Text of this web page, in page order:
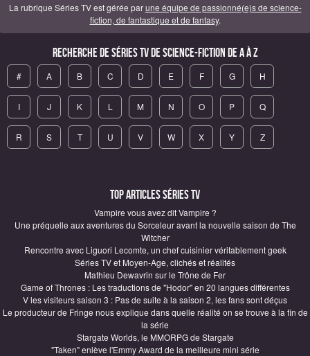
La rubrique Séries TV est gérée parune équipe de passionné(e)s de science-
fiction, de fantastique et de fantasy.
Recherche de Séries TV de science-fiction de A à Z
# A B C D E F G H
I J K L M N O P Q
R S T U V W X Y Z
Top articles Séries TV
Vampire vous avez dit Vampire ?
Une préquelle aux aventures du Sorceleur avant la nouvelle saison de The
Witcher
Rencontre avec Liguori Lecomte, un chef cuisinier véritablement geek
Séries TV et Moyen-Age, clichés et réalités
Mathieu Dewavrin sur le Trône de Fer
Game of Thrones : Les traductions de "Hodor" en 20 langues différentes
V les visiteurs saison 3 : Pas de suite à la saison 2, les fans sont déçus
Le producteur de Fringe nous explique dans quelle réalité on se trouve à la fin de
la série
Stargate Worlds, le MMORPG de Stargate
"Taken" enlève l'Emmy Award de la meilleure mini série